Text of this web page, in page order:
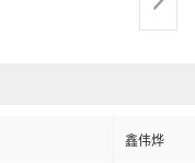
鑫伟烨